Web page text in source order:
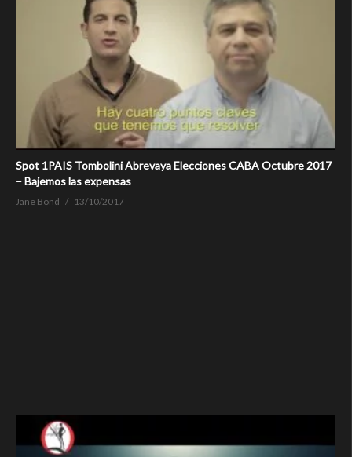
Spot 1PAIS Tombolini Abrevaya Elecciones CABA Octubre 2017
– Bajemos las expensas
Jane Bond 13/10/2017